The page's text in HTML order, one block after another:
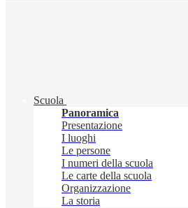
Scuola
Panoramica
Presentazione
I luoghi
Le persone
I numeri della scuola
Le carte della scuola
Organizzazione
La storia